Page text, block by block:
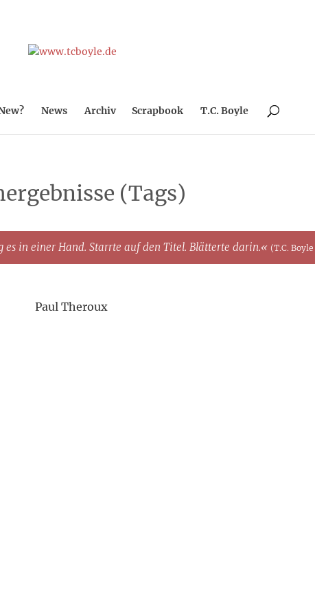
News Archiv Scrapbook T.C. Boyle
(Tags)
es in einer Hand. Starrte auf den Titel. Blätterte darin.« (T.C.
Paul Theroux